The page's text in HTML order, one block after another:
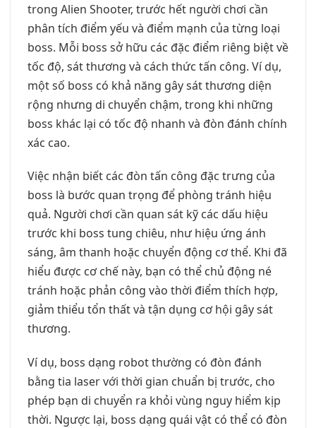
trong Alien Shooter, trước hết người chơi cần
phân tích điểm yếu và điểm mạnh của từng loại
boss. Mỗi boss sở hữu các đặc điểm riêng biệt về
tốc độ, sát thương và cách thức tấn công. Ví dụ,
một số boss có khả năng gây sát thương diện
rộng nhưng di chuyển chậm, trong khi những
boss khác lại có tốc độ nhanh và đòn đánh chính
xác cao.
Việc nhận biết các đòn tấn công đặc trưng của
boss là bước quan trọng để phòng tránh hiệu
quả. Người chơi cần quan sát kỹ các dấu hiệu
trước khi boss tung chiêu, như hiệu ứng ánh
sáng, âm thanh hoặc chuyển động cơ thể. Khi đã
hiểu được cơ chế này, bạn có thể chủ động né
tránh hoặc phản công vào thời điểm thích hợp,
giảm thiểu tổn thất và tận dụng cơ hội gây sát
thương.
Ví dụ, boss dạng robot thường có đòn đánh
bằng tia laser với thời gian chuẩn bị trước, cho
phép bạn di chuyển ra khỏi vùng nguy hiểm kịp
thời. Ngược lại, boss dạng quái vật có thể có đòn